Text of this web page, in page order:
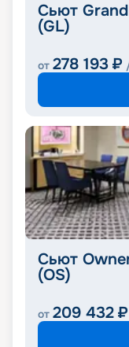
Сьют
(GL)
от 278 193 ₽
Сьют
(OS)
от 209 432 ₽